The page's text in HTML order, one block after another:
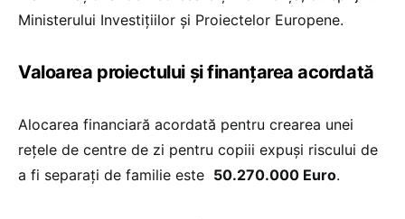
Ministerului Investițiilor și Proiectelor Europene.
Valoarea proiectului și finanțarea acordată
Alocarea financiară acordată pentru crearea unei
rețele de centre de zi pentru copiii expuși riscului de
a fi separați de familie este 50.270.000 Euro.